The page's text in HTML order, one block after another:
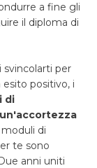
a fine gli
il diploma di
svincolarti per
positivo, i
di
di
te sono
anni uniti